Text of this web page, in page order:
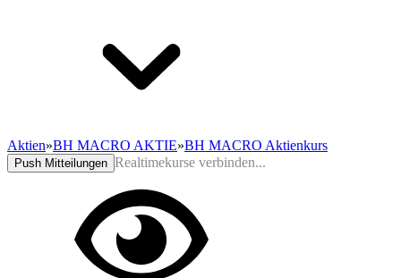
Aktien»BH MACRO AKTIE»BH MACRO Aktienkurs
Push Mitteilungen Realtimekurse verbinden...